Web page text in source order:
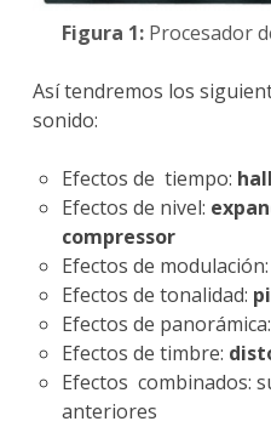
Figura 1: Procesador
Así tendremos los
sonido:
Efectos de tiempo: hall
Efectos de nivel:
compressor
Efectos de modulación:
Efectos de tonalidad:
Efectos de panorámica:
Efectos de timbre:
Efectos combinados:
anteriores